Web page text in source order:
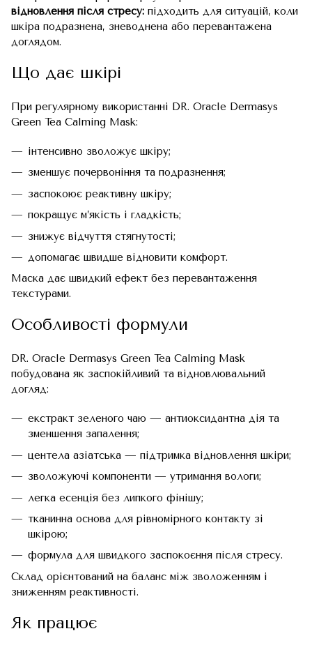
відновлення після стресу: підходить для ситуацій, коли
шкіра подразнена, зневоднена або перевантажена
доглядом.
Що дає шкірі
При регулярному використанні DR. Oracle Dermasys
Green Tea Calming Mask:
інтенсивно зволожує шкіру;
зменшує почервоніння та подразнення;
заспокоює реактивну шкіру;
покращує м’якість і гладкість;
знижує відчуття стягнутості;
допомагає швидше відновити комфорт.
Маска дає швидкий ефект без перевантаження
текстурами.
Особливості формули
DR. Oracle Dermasys Green Tea Calming Mask
побудована як заспокійливий та відновлювальний
догляд:
екстракт зеленого чаю — антиоксидантна дія та
зменшення запалення;
центела азіатська — підтримка відновлення шкіри;
зволожуючі компоненти — утримання вологи;
легка есенція без липкого фінішу;
тканинна основа для рівномірного контакту зі
шкірою;
формула для швидкого заспокоєння після стресу.
Склад орієнтований на баланс між зволоженням і
зниженням реактивності.
Як працює